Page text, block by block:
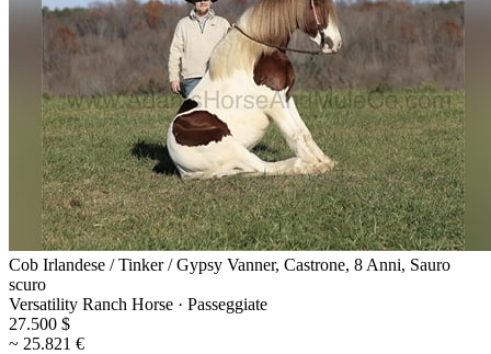
Cob Irlandese / Tinker / Gypsy Vanner, Castrone, 8 Anni, Sauro
scuro
Versatility Ranch Horse · Passeggiate
27.500 $
~ 25.821 €